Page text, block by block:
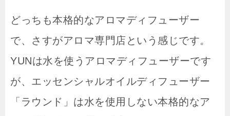
どっちも本格的なアロマディフューザー
で、さすがアロマ専門店という感じです。
YUNは水を使うアロマディフューザーです
が、エッセンシャルオイルディフューザー
「ラウンド」は水を使用しない本格的なア